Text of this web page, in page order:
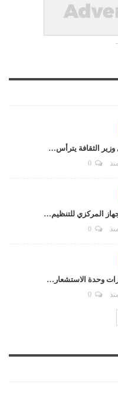
وزير الثقافة يترأس…
المركزي للتنظيم…
وحدة الاستشعار…